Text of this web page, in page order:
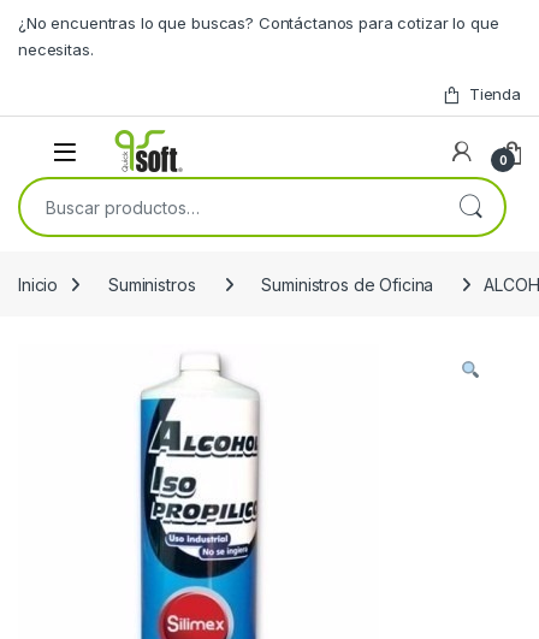
¿No encuentras lo que buscas? Contáctanos para cotizar lo que
necesitas.
Tienda
0
Buscar por:
Inicio Suministros Suministros de Oficina